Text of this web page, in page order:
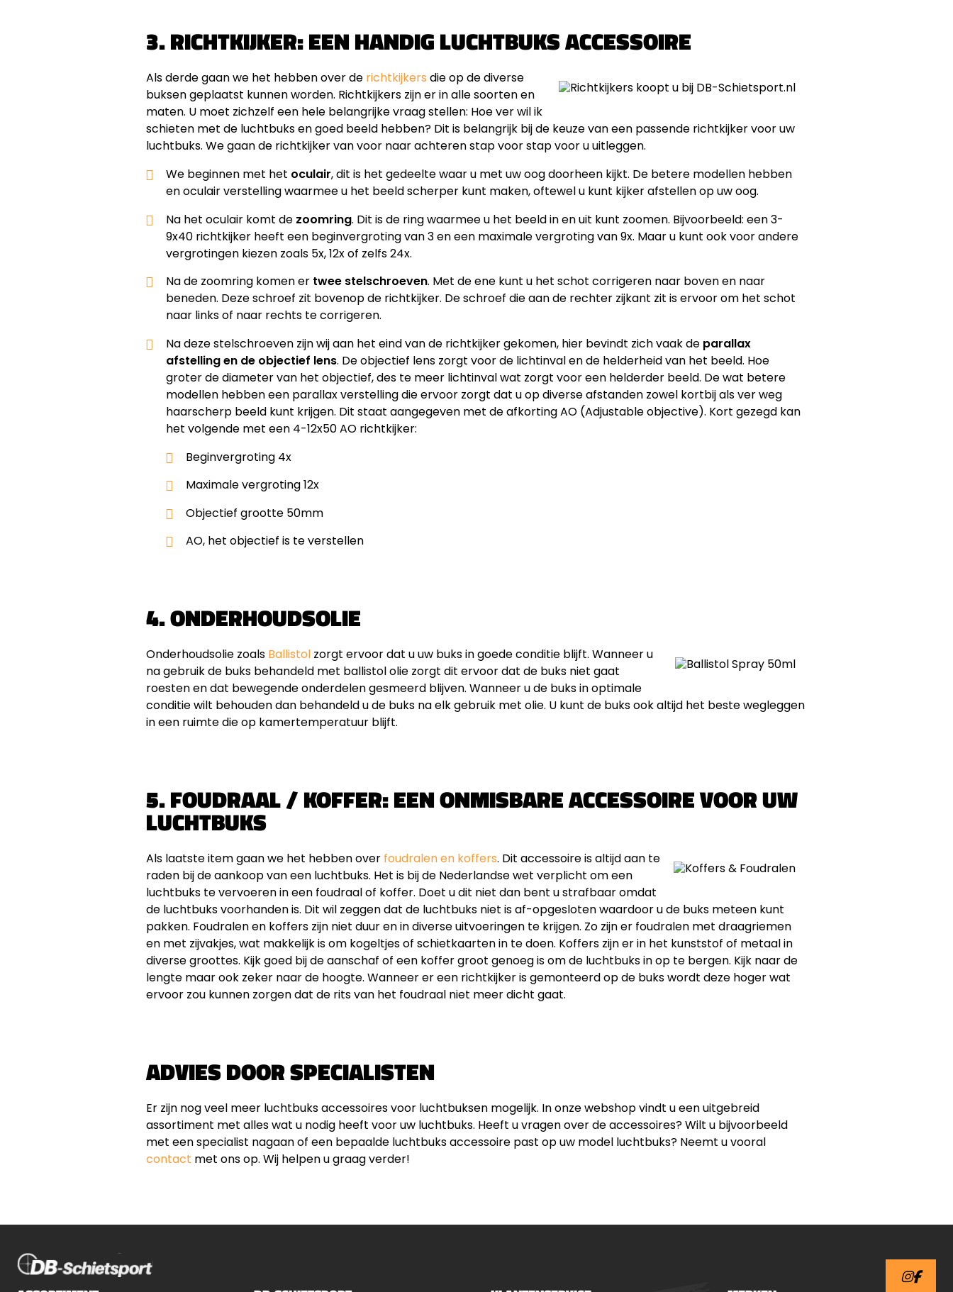
3. RICHTKIJKER: EEN HANDIG LUCHTBUKS ACCESSOIRE
Als derde gaan we het hebben over de richtkijkers die op de diverse
buksen geplaatst kunnen worden. Richtkijkers zijn er in alle soorten en
maten. U moet zichzelf een hele belangrijke vraag stellen: Hoe ver wil ik
schieten met de luchtbuks en goed beeld hebben? Dit is belangrijk bij de keuze van een passende richtkijker voor uw
luchtbuks. We gaan de richtkijker van voor naar achteren stap voor stap voor u uitleggen.
We beginnen met het oculair, dit is het gedeelte waar u met uw oog doorheen kijkt. De betere modellen hebben
en oculair verstelling waarmee u het beeld scherper kunt maken, oftewel u kunt kijker afstellen op uw oog.
Na het oculair komt de zoomring. Dit is de ring waarmee u het beeld in en uit kunt zoomen. Bijvoorbeeld: een 3-
9x40 richtkijker heeft een beginvergroting van 3 en een maximale vergroting van 9x. Maar u kunt ook voor andere
vergrotingen kiezen zoals 5x, 12x of zelfs 24x.
Na de zoomring komen er twee stelschroeven. Met de ene kunt u het schot corrigeren naar boven en naar
beneden. Deze schroef zit bovenop de richtkijker. De schroef die aan de rechter zijkant zit is ervoor om het schot
naar links of naar rechts te corrigeren.
Na deze stelschroeven zijn wij aan het eind van de richtkijker gekomen, hier bevindt zich vaak de parallax
afstelling en de objectief lens. De objectief lens zorgt voor de lichtinval en de helderheid van het beeld. Hoe
groter de diameter van het objectief, des te meer lichtinval wat zorgt voor een helderder beeld. De wat betere
modellen hebben een parallax verstelling die ervoor zorgt dat u op diverse afstanden zowel kortbij als ver weg
haarscherp beeld kunt krijgen. Dit staat aangegeven met de afkorting AO (Adjustable objective). Kort gezegd kan
het volgende met een 4-12x50 AO richtkijker:
Beginvergroting 4x
Maximale vergroting 12x
Objectief grootte 50mm
AO, het objectief is te verstellen
4. ONDERHOUDSOLIE
Onderhoudsolie zoals Ballistol zorgt ervoor dat u uw buks in goede conditie blijft. Wanneer u
na gebruik de buks behandeld met ballistol olie zorgt dit ervoor dat de buks niet gaat
roesten en dat bewegende onderdelen gesmeerd blijven. Wanneer u de buks in optimale
conditie wilt behouden dan behandeld u de buks na elk gebruik met olie. U kunt de buks ook altijd het beste wegleggen
in een ruimte die op kamertemperatuur blijft.
5. FOUDRAAL / KOFFER: EEN ONMISBARE ACCESSOIRE VOOR UW
LUCHTBUKS
Als laatste item gaan we het hebben over foudralen en koffers. Dit accessoire is altijd aan te
raden bij de aankoop van een luchtbuks. Het is bij de Nederlandse wet verplicht om een
luchtbuks te vervoeren in een foudraal of koffer. Doet u dit niet dan bent u strafbaar omdat
de luchtbuks voorhanden is. Dit wil zeggen dat de luchtbuks niet is af-opgesloten waardoor u de buks meteen kunt
pakken. Foudralen en koffers zijn niet duur en in diverse uitvoeringen te krijgen. Zo zijn er foudralen met draagriemen
en met zijvakjes, wat makkelijk is om kogeltjes of schietkaarten in te doen. Koffers zijn er in het kunststof of metaal in
diverse groottes. Kijk goed bij de aanschaf of een koffer groot genoeg is om de luchtbuks in op te bergen. Kijk naar de
lengte maar ook zeker naar de hoogte. Wanneer er een richtkijker is gemonteerd op de buks wordt deze hoger wat
ervoor zou kunnen zorgen dat de rits van het foudraal niet meer dicht gaat.
ADVIES DOOR SPECIALISTEN
Er zijn nog veel meer luchtbuks accessoires voor luchtbuksen mogelijk. In onze webshop vindt u een uitgebreid
assortiment met alles wat u nodig heeft voor uw luchtbuks. Heeft u vragen over de accessoires? Wilt u bijvoorbeeld
met een specialist nagaan of een bepaalde luchtbuks accessoire past op uw model luchtbuks? Neemt u vooral
contact met ons op. Wij helpen u graag verder!